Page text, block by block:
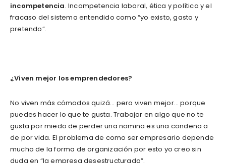
incompetencia. Incompetencia laboral, ética y política y el
fracaso del sistema entendido como “yo existo, gasto y
pretendo”.
¿Viven mejor los emprendedores?
No viven más cómodos quizá… pero viven mejor… porque
puedes hacer lo que te gusta. Trabajar en algo que no te
gusta por miedo de perder una nomina es una condena a
de por vida. El problema de como ser empresario depende
mucho de la forma de organización por esto yo creo sin
duda en “la empresa desestructurada”.